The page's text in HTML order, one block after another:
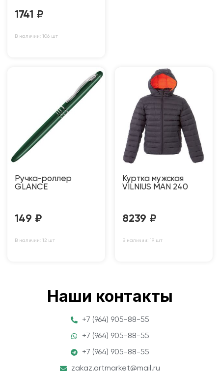
1741 ₽
В наличии: 106 шт
Ручка-роллер
GLANCE
149 ₽
В наличии: 12 шт
Куртка мужская
VILNIUS MAN 240
8239 ₽
В наличии: 19 шт
Наши контакты
+7 (964) 905-88-55
+7 (964) 905-88-55
+7 (964) 905-88-55
zakaz.artmarket@mail.ru